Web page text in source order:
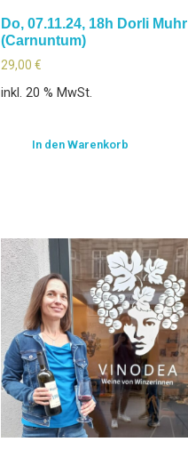
Do, 07.11.24, 18h Dorli Muhr
(Carnuntum)
29,00 €
inkl. 20 % MwSt.
In den Warenkorb